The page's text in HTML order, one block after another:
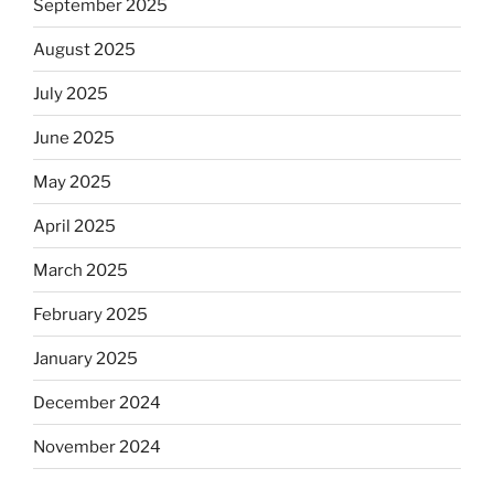
September 2025
August 2025
July 2025
June 2025
May 2025
April 2025
March 2025
February 2025
January 2025
December 2024
November 2024